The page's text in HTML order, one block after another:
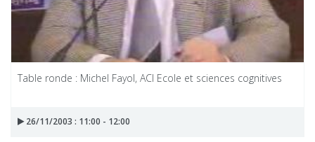
Table ronde : Michel Fayol, ACI Ecole et sciences cognitives
26/11/2003 : 11:00 - 12:00